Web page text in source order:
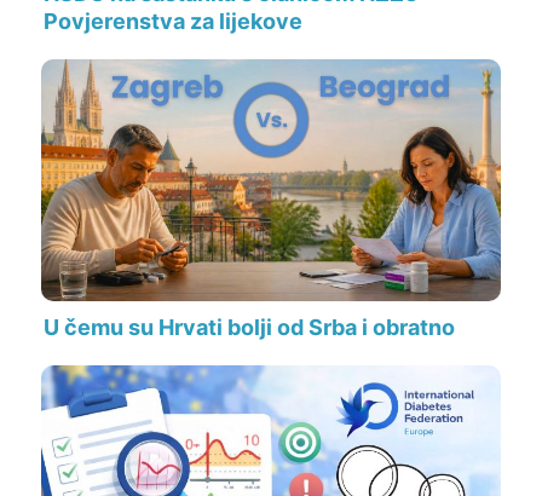
Povjerenstva za lijekove
U čemu su Hrvati bolji od Srba i obratno